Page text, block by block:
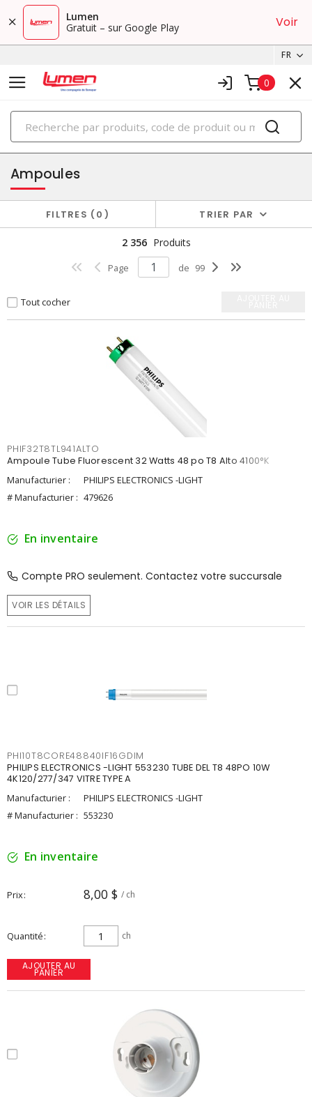
Lumen
Gratuit – sur Google Play
Voir
FR
0
PRODUITS
éclairage
Ampoules
FILTRES 0 TRIER PAR
2 356 Produits
Page de 99
Tout cocher
PHIF32T8TL941ALTO
Ampoule Tube Fluorescent 32 Watts 48 po T8 Alto 4100°K
Manufacturier :
PHILIPS ELECTRONICS -LIGHT
# Manufacturier : 479626
En inventaire
Compte PRO seulement. Contactez votre succursale
VOIR LES DÉTAILS
PHI10T8CORE48840IF16GDIM
PHILIPS ELECTRONICS -LIGHT 553230 TUBE DEL T8 48PO 10W
4K120/277/347 VITRE TYPE A
Manufacturier :
PHILIPS ELECTRONICS -LIGHT
# Manufacturier : 553230
En inventaire
Prix 8,00 $ / ch
Quantité ch
AJOUTER AU
PANIER